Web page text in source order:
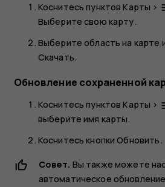
Коснитесь пунктовКарты >
Выберите свою карту.
Выберите область на карте
Скачать.
Обновление сохраненной
Коснитесь пунктовКарты >
выберите имя карты.
Коснитесь кнопкиОбновить.
Совет. Вы также можете
автоматическое